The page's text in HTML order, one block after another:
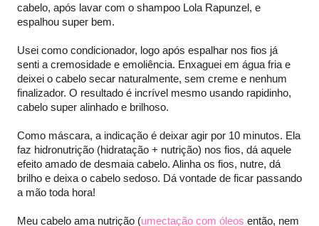
cabelo, após lavar com o shampoo Lola Rapunzel, e
espalhou super bem.
Usei como condicionador, logo após espalhar nos fios já
senti a cremosidade e emoliência. Enxaguei em água fria e
deixei o cabelo secar naturalmente, sem creme e nenhum
finalizador. O resultado é incrível mesmo usando rapidinho,
cabelo super alinhado e brilhoso.
Como máscara, a indicação é deixar agir por 10 minutos. Ela
faz hidronutrição (hidratação + nutrição) nos fios, dá aquele
efeito amado de desmaia cabelo. Alinha os fios, nutre, dá
brilho e deixa o cabelo sedoso. Dá vontade de ficar passando
a mão toda hora!
Meu cabelo ama nutrição (umectação com óleos então, nem